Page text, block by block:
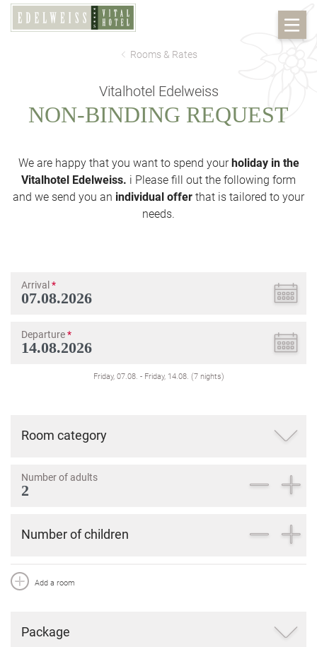
Rooms & Rates
Vitalhotel Edelweiss
NON-BINDING REQUEST
We are happy that you want to spend yourholiday in the
Vitalhotel Edelweiss. i Please fill out the following form
and we send you an individual offer that is tailored to your
needs.
Arrival *
Departure*
Friday, 07.08. - Friday, 14.08. (7 nights)
Room category
Number of adults
Number of children
Add a room
Package